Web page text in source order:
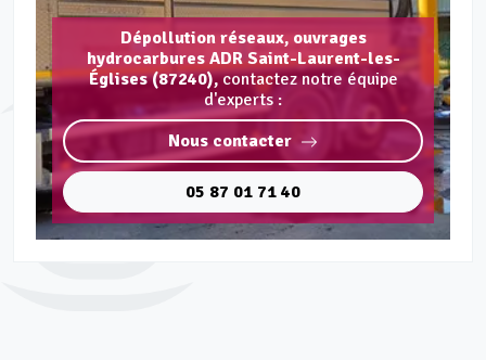
Dépollution réseaux, ouvrages
hydrocarbures ADR Saint-Laurent-les-
Églises (87240),contactez notre équipe
d'experts :
Nous contacter
05 87 01 71 40